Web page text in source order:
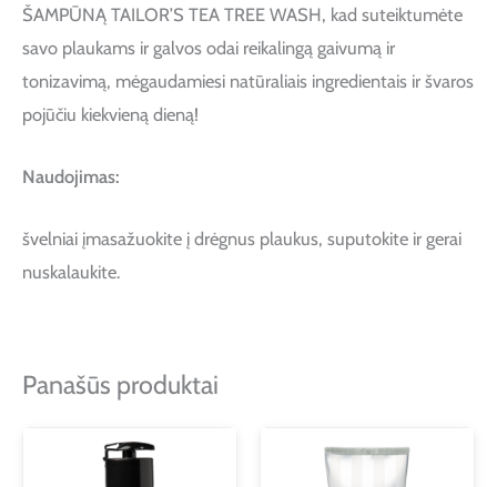
ŠAMPŪNĄ TAILOR’S TEA TREE WASH, kad suteiktumėte
savo plaukams ir galvos odai reikalingą gaivumą ir
tonizavimą, mėgaudamiesi natūraliais ingredientais ir švaros
pojūčiu kiekvieną dieną!
Naudojimas:
švelniai įmasažuokite į drėgnus plaukus, suputokite ir gerai
nuskalaukite.
Panašūs produktai